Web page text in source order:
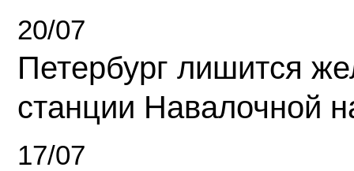
20/07
Петербург лишится
станции Навалочной
17/07